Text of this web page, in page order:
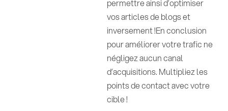
permettre ainsi d’optimiser
vos articles de blogs et
inversement !En conclusion
pour améliorer votre trafic ne
négligez aucun canal
d’acquisitions. Multipliez les
points de contact avec votre
cible !